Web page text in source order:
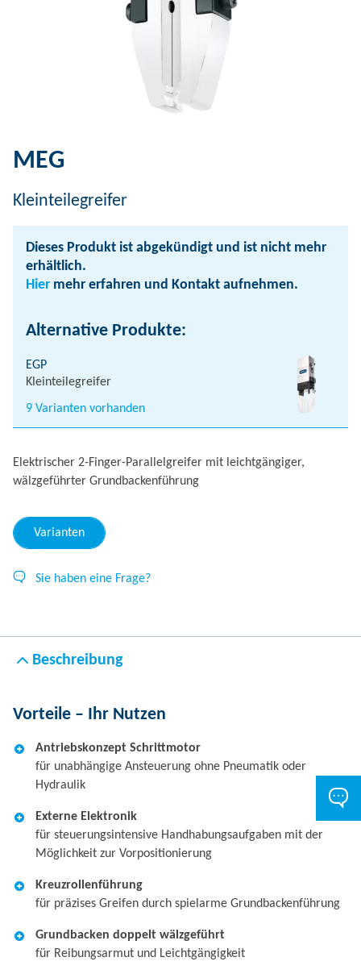
MEG
Kleinteilegreifer
Dieses Produkt ist abgekündigt und ist nicht mehr
erhältlich.
Hier mehr erfahren und Kontakt aufnehmen.
Alternative Produkte:
EGP
Kleinteilegreifer
9 Varianten vorhanden
Elektrischer 2-Finger-Parallelgreifer mit leichtgängiger,
wälzgeführter Grundbackenführung
Varianten
Sie haben eine Frage?
Beschreibung
Vorteile – Ihr Nutzen
Antriebskonzept Schrittmotor
für unabhängige Ansteuerung ohne Pneumatik oder
Hydraulik
Externe Elektronik
für steuerungsintensive Handhabungsaufgaben mit der
Möglichkeit zur Vorpositionierung
Kreuzrollenführung
für präzises Greifen durch spielarme Grundbackenführung
Grundbacken doppelt wälzgeführt
für Reibungsarmut und Leichtgängigkeit